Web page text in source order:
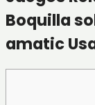
Boquilla
amatic